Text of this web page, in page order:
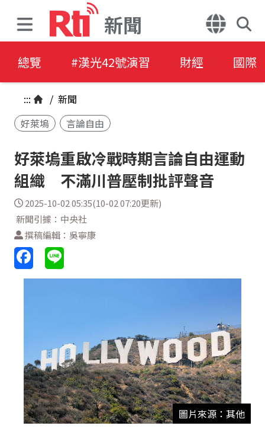
新聞
總覽 #漢光42號演習 財經 國際
::: / 新聞
好萊塢
言論自由
好萊塢重啟冷戰時期言論自由運動
組織 不滿川普壓制批評聲音
2025-10-02 05:35(10-02 07:20更新)
新聞引據：中央社
撰稿編輯：吳寧康
圖片來源：其他